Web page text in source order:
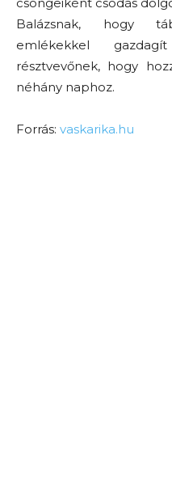
Balázsnak, hogy
emlékekkel
résztvevőnek, hogy
néhány naphoz.
Forrás: vaskarika.hu